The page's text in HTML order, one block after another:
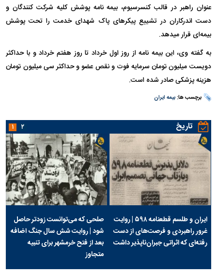
عنوان راهبر در قالب کنسرسیوم، بیمه نامه پوشش کلیه شرکت کنندگان و
دست اندرکاران در تشییع پیکر‌های پاک شهدای خدمت را تحت پوشش
بیمه‌ای قرار میدهد.
به گفته وی، این بیمه نامه از روز اول خرداد تا روز هفتم خرداد و با حداکثر
دویست میلیون تومان سرمایه فوت و نقص عضو و حداکثر سی میلیون تومان
هزینه پزشکی صادر شده است.
برچسب ها:بیمه ایران
تاریخ
ایران و طلسم قطعنامه ۵۹۸ | روایت
غرور راهبردی و فرصت‌های از دست
رفته‌ای که اثراتی جبران‌ناپذیر داشت
صلحی که می‌توانست زودتر حاصل
شود | روایت شش سال جنگ اضافه
بعد از فتح خرمشهر برای تنبیه
متجاوز
۱ ۲